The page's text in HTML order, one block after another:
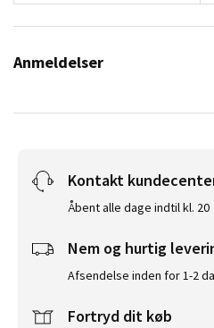
Anmeldelser
Kontakt
Åbent alle dage indtil kl. 20
Nem og hurtig
Afsendelse inden for 1-2
Fortryd dit køb